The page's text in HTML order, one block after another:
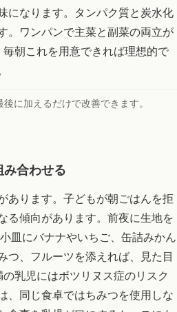
になります。タンパク質と炭水化
。ワンパンで主菜と副菜の両立が
朝これを用意できれば理想的で
に加えるだけで改善できます。
合わせる
あります。子どもが朝ごはんを拒
る傾向があります。前夜に生地を
皿にバナナやいちご、缶詰みかん
つ、フルーツを添えれば、見た目
乳児にはボツリヌス症のリスク
、同じ食卓ではちみつを使用しな